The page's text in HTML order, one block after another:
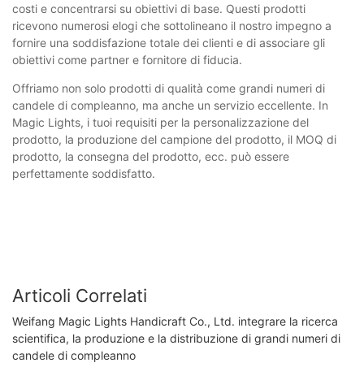
costi e concentrarsi su obiettivi di base. Questi prodotti
ricevono numerosi elogi che sottolineano il nostro impegno a
fornire una soddisfazione totale dei clienti e di associare gli
obiettivi come partner e fornitore di fiducia.
Offriamo non solo prodotti di qualità come grandi numeri di
candele di compleanno, ma anche un servizio eccellente. In
Magic Lights, i tuoi requisiti per la personalizzazione del
prodotto, la produzione del campione del prodotto, il MOQ di
prodotto, la consegna del prodotto, ecc. può essere
perfettamente soddisfatto.
Articoli Correlati
Weifang Magic Lights Handicraft Co., Ltd. integrare la ricerca
scientifica, la produzione e la distribuzione di grandi numeri di
candele di compleanno